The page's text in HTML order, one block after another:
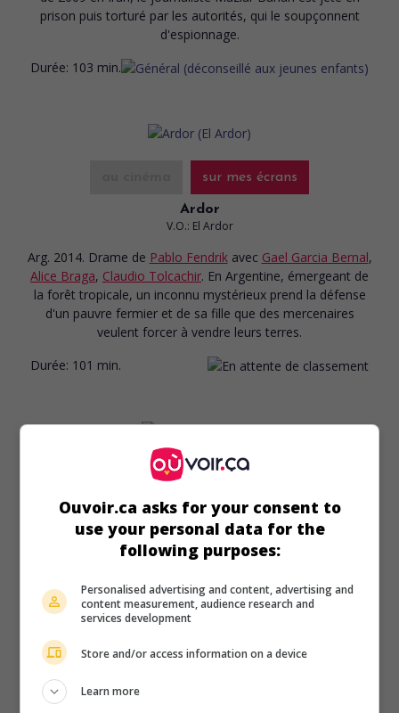
prison puis torturé par les autorités, qui le soupçonnent
d'espionnage.
Durée: 103 min.
sur mes écrans
Ardor
V.O.: El Ardor
Arg. 2014. Drame de Pablo Fendrik avec Gael Garcia Bernal,
Alice Braga, Claudio Tolcachir. En Argentine, émergeant de
la forêt tropicale, un inconnu mystérieux prend la défense
d'un pauvre fermier et de sa fille que des mercenaires
veulent forcer à vendre leurs terres.
Durée: 101 min.
au cinéma sur mes écrans
Casa de mi Padre
É.-U. 2012. Comédiede Matt Piedmont avec Will Ferrell
Pedro Armendariz Jr.,Diego Luna. Un bon vivant mexicain
douteuses, ainsi qu'à un narcotrafiquant ayant des visées
sur le ranch familial criblé de dettes.
Durée:
84 min.
Ouvoir.ca asks for your consent to
use your personal data for the
following purposes:
Personalised advertising and content, advertising and
content measurement, audience research and
services development
Store and/or access information on a device
Learn more